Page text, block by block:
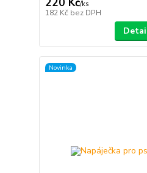
/ks
182 Kč bez DPH
Novinka